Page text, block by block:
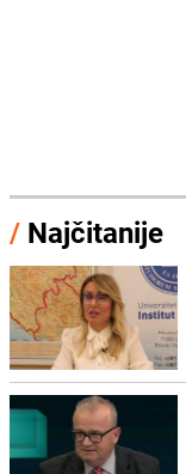
/ Najčitanije